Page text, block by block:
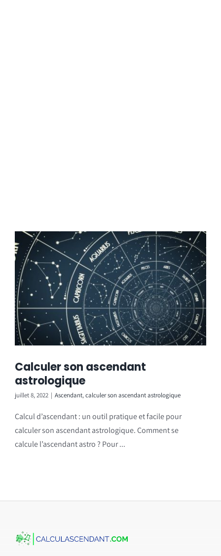
Calculer son ascendant
astrologique
juillet 8, 2022 | Ascendant,calculer son ascendant astrologique
Calcul d’ascendant : un outil pratique et facile pour
calculer son ascendant astrologique. Comment se
calcule l’ascendant astro ? Pour ...